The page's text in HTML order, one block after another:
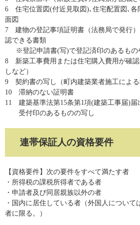
6 住宅位置図(付近見取図)､住宅配置図､各
面図
7 建物の登記事項証明書（法務局で発行
認できる書類
※登記申請書(写)で登記済印のあるもの
​8 新築工事費用または住宅購入費用が確
しなど）
9 契約書の写し（町内建築業者施工による
10 滞納のない証明書
11 建築基準法第15条第1項(建築工事届)届
受付印のあるものの写し
連帯保証人の資格要件
【資格要件】次の要件をすべて満たす者
・所得税の課税所得者である者
・申請者及び同居親族以外の者
・国内に居住している者（外国人について
者に限る。）